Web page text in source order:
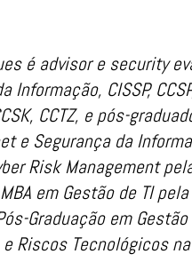
é advisor e security
Informação, CISSP,
CCTZ, e pós-
e Segurança da
Risk Management
em Gestão de TI pela
Graduação em
Riscos Tecnológicos na